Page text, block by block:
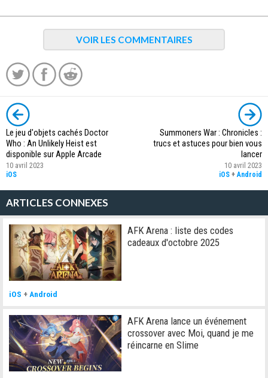
VOIR LES COMMENTAIRES
Le jeu d'objets cachés Doctor
Who : An Unlikely Heist est
disponible sur Apple Arcade
10 avril 2023
iOS
Summoners War : Chronicles :
trucs et astuces pour bien vous
lancer
10 avril 2023
iOS +Android
ARTICLES CONNEXES
AFK Arena : liste des codes
cadeaux d'octobre 2025
iOS + Android
AFK Arena lance un événement
crossover avec Moi, quand je me
réincarne en Slime